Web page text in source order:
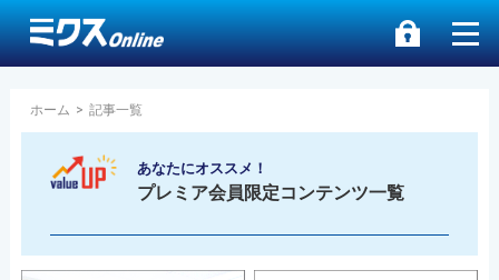
ホーム > 記事一覧
あなたにオススメ！
プレミア会員限定コンテンツ一覧